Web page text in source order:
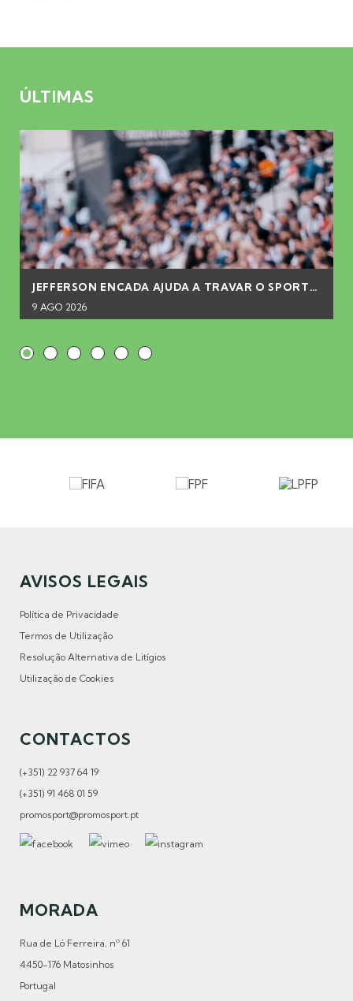
ÚLTIMAS
JEFFERSON ENCADA AJUDA A TRAVAR O SPORTING
9 AGO 2026
AVISOS LEGAIS
Política de Privacidade
Termos de Utilização
Resolução Alternativa de Litígios
Utilização de Cookies
CONTACTOS
(+351) 22 937 64 19
(+351) 91 468 01 59
promosport@promosport.pt
MORADA
Rua de Ló Ferreira, nº 61
4450-176 Matosinhos
Portugal